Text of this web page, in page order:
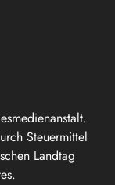
Steuermittel
Landtag